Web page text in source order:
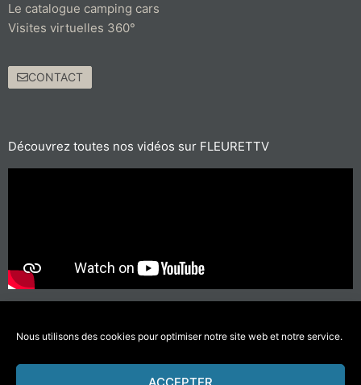
Nous utilisons des cookies pour optimiser notre site web et notre service.
ACCEPTER
Le catalogue camping cars
Visites virtuelles 360°
CONTACT
Découvrez toutes nos vidéos sur FLEURETTV
#SeDéplacerMoinsPolluer